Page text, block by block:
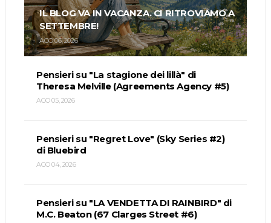
IL BLOG VA IN VACANZA. CI RITROVIAMO A
SETTEMBRE!
AGO 06, 2026
Pensieri su "La stagione dei lillà" di
Theresa Melville (Agreements Agency #5)
AGO 05, 2026
Pensieri su "Regret Love" (Sky Series #2)
di Bluebird
AGO 04, 2026
Pensieri su "LA VENDETTA DI RAINBIRD" di
M.C. Beaton (67 Clarges Street #6)